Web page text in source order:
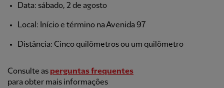
Data: sábado, 2 de agosto
Local: Início e término na Avenida 97
Distância: Cinco quilômetros ou um quilômetro
Consulte as perguntas frequentes
para obter mais informações